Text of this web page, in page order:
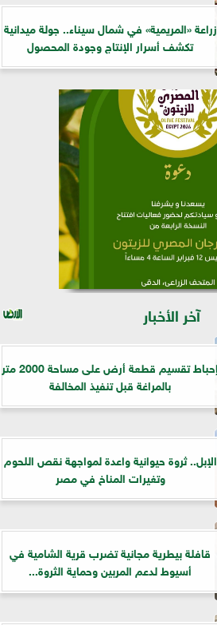
زراعة «المريمية» في شمال سيناء.. جولة ميدانية
تكشف أسرار الإنتاج وجودة المحصول
آخر الأخبار
إحباط تقسيم قطعة أرض على مساحة 2000 متر
بالمراغة قبل تنفيذ المخالفة
الإبل.. ثروة حيوانية واعدة لمواجهة نقص اللحوم
وتغيرات المناخ في مصر
قافلة بيطرية مجانية تضرب قرية الشامية في
أسيوط لدعم المربين وحماية الثروة...